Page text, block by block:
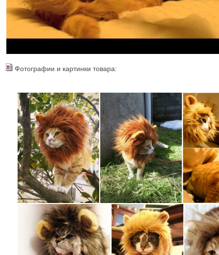
Фотографии и картинки товара: